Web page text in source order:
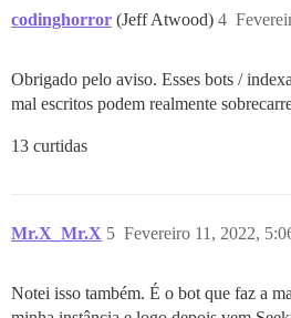
codinghorror (Jeff Atwood) 4
Obrigado pelo aviso. Esses bots /
mal escritos podem realmente
13 curtidas
Mr.X_Mr.X Fevereiro 11, 2022,
5
Notei isso também. É o bot que faz a